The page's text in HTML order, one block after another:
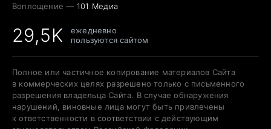
Воплощение — 101 Медиа
29,5K
ежедневно
пользуются сайтом
Полное или частичное копирование материалов Сайта
в коммерческих целях разрешено только с письменного
разрешения владельца Сайта. В случае обнаружения
нарушений, виновные лица могут быть привлечены
к ответственности в соответствии с действующим